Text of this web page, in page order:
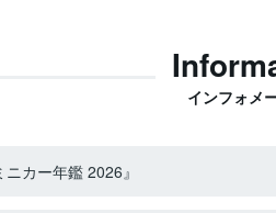
インフォメ
カー年鑑 2026』